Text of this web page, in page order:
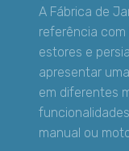
A Fábrica de
referência
estores e
apresentar
em diferentes
manual ou